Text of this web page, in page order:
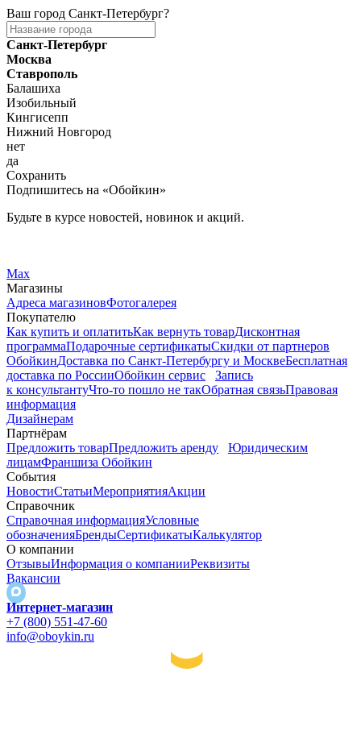
Ваш город Санкт-Петербург?
Санкт-Петербург
Москва
Ставрополь
Балашиха
Изобильный
Кингисепп
Нижний Новгород
нет
да
Сохранить
Подпишитесь на «Обойкин»
Будьте в курсе новостей, новинок и акций.
Max
Магазины
Адреса магазиновФотогалерея
Покупателю
Как купить и оплатитьКак вернуть товарДисконтная
программаПодарочные сертификатыСкидки от партнеров
ОбойкинДоставка по Санкт-Петербургу и МосквеБесплатная
доставка по РоссииОбойкин сервис
Запись
к консультантуЧто-то пошло не такОбратная связьПравовая
информация
Дизайнерам
Партнёрам
Предложить товарПредложить аренду
Юридическим
лицамФраншиза Обойкин
События
НовостиСтатьиМероприятияАкции
Справочник
Справочная информацияУсловные
обозначенияБрендыСертификатыКалькулятор
О компании
ОтзывыИнформация о компанииРеквизиты
Вакансии
Интернет-магазин
+7 (800) 551-47-60
info@oboykin.ru